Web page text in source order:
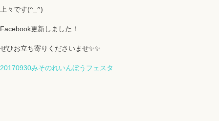
上々です(^_^)
Facebook更新しました！
ぜひお立ち寄りくださいませ✨✨
20170930みそのれいんぼうフェスタ